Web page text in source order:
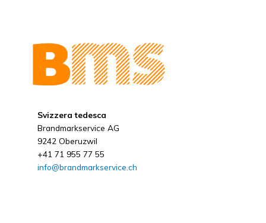
Svizzera tedesca
Brandmarkservice AG
9242 Oberuzwil
+41 71 955 77 55
info@brandmarkservice.ch